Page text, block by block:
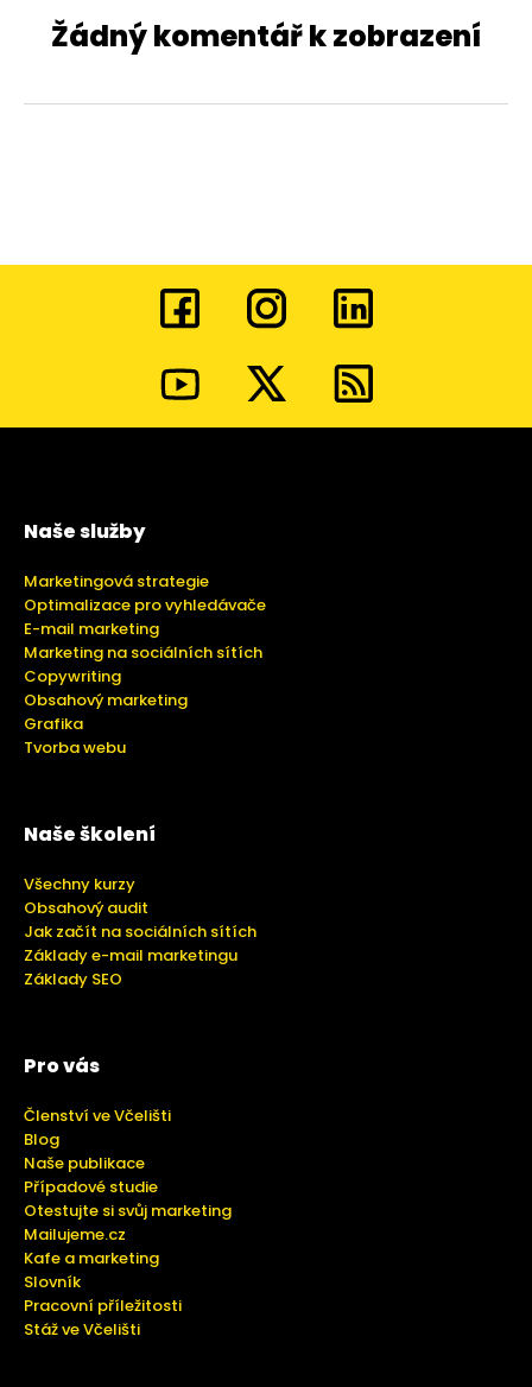
Žádný komentář k zobrazení
Naše služby
Marketingová strategie
Optimalizace pro vyhledávače
E-mail marketing
Marketing na sociálních sítích
Copywriting
Obsahový marketing
Grafika
Tvorba webu
Naše školení
Všechny kurzy
Obsahový audit
Jak začít na sociálních sítích
Základy e-mail marketingu
Základy SEO
Pro vás
Členství ve Včelišti
Blog
Naše publikace
Případové studie
Otestujte si svůj marketing
Mailujeme.cz
Kafe a marketing
Slovník
Pracovní příležitosti
Stáž ve Včelišti